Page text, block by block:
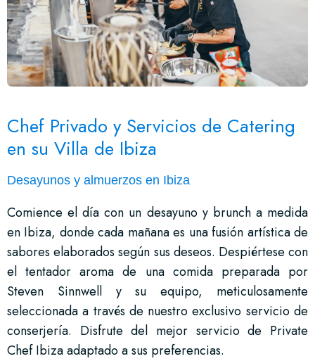
Chef Privado y Servicios de Catering
en su Villa de Ibiza
Desayunos y almuerzos en Ibiza
Comience el día con un desayuno y brunch a medida
en Ibiza, donde cada mañana es una fusión artística de
sabores elaborados según sus deseos. Despiértese con
el tentador aroma de una comida preparada por
Steven Sinnwell y su equipo, meticulosamente
seleccionada a través de nuestro exclusivo servicio de
conserjería. Disfrute del mejor servicio de Private
Chef Ibiza adaptado a sus preferencias.